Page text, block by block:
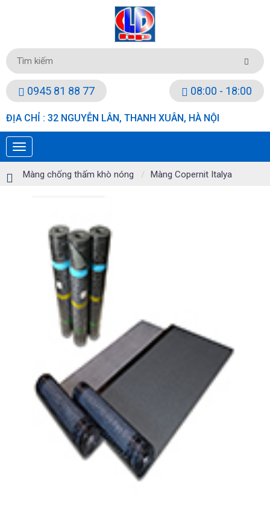
0945 81 88 77 08:00 - 18:00
ĐỊA CHỈ : 32 NGUYỄN LÂN, THANH XUÂN, HÀ NỘI
Màng chống thấm khò nóng Màng Copernit Italya